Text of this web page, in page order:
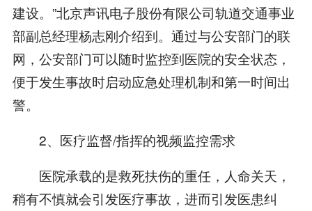
建设。”北京声讯电子股份有限公司轨道交通事业
部副总经理杨志刚介绍到。通过与公安部门的联
网，公安部门可以随时监控到医院的安全状态，
便于发生事故时启动应急处理机制和第一时间出
警。
2、医疗监督/指挥的视频监控需求
医院承载的是救死扶伤的重任，人命关天，
稍有不慎就会引发医疗事故，进而引发医患纠